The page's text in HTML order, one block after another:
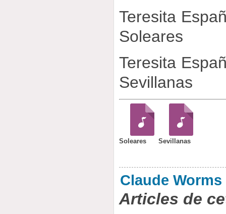
Teresita
Soleares
Teresita
Sevillanas
Soleares Sevillanas
Claude Worms
Articles de